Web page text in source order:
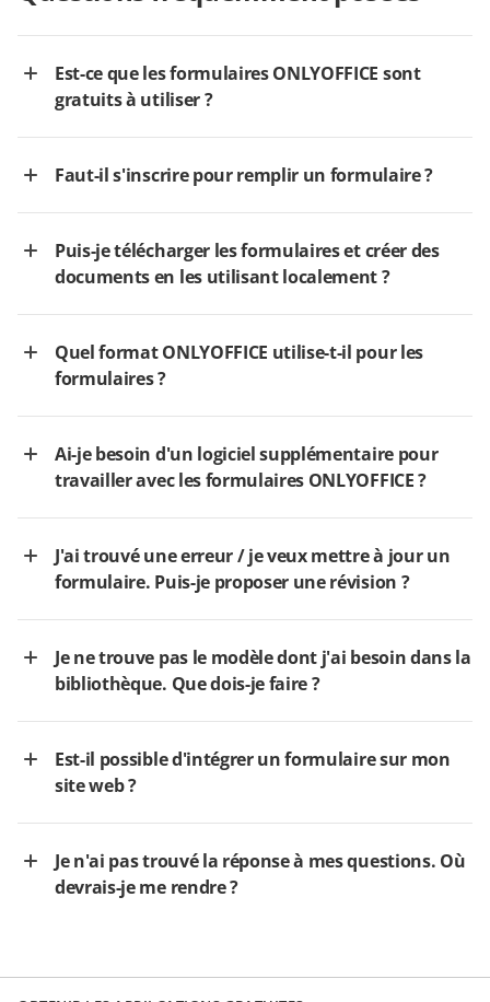
Est-ce que les formulaires ONLYOFFICE sont
gratuits à utiliser ?
Faut-il s'inscrire pour remplir un formulaire ?
Puis-je télécharger les formulaires et créer des
documents en les utilisant localement ?
Quel format ONLYOFFICE utilise-t-il pour les
formulaires ?
Ai-je besoin d'un logiciel supplémentaire pour
travailler avec les formulaires ONLYOFFICE ?
J'ai trouvé une erreur / je veux mettre à jour un
formulaire. Puis-je proposer une révision ?
Je ne trouve pas le modèle dont j'ai besoin dans la
bibliothèque. Que dois-je faire ?
Est-il possible d'intégrer un formulaire sur mon
site web ?
Je n'ai pas trouvé la réponse à mes questions. Où
devrais-je me rendre ?